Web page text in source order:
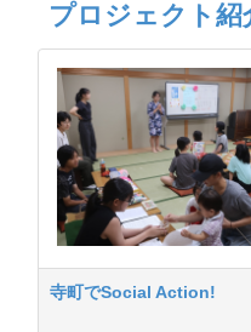
プロジェクト
寺町でSocial Action!